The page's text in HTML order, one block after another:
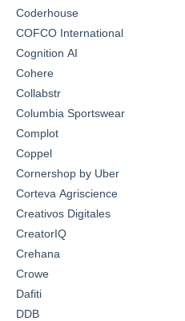
Coderhouse
COFCO International
Cognition AI
Cohere
Collabstr
Columbia Sportswear
Complot
Coppel
Cornershop by Uber
Corteva Agriscience
Creativos Digitales
CreatorIQ
Crehana
Crowe
Dafiti
DDB